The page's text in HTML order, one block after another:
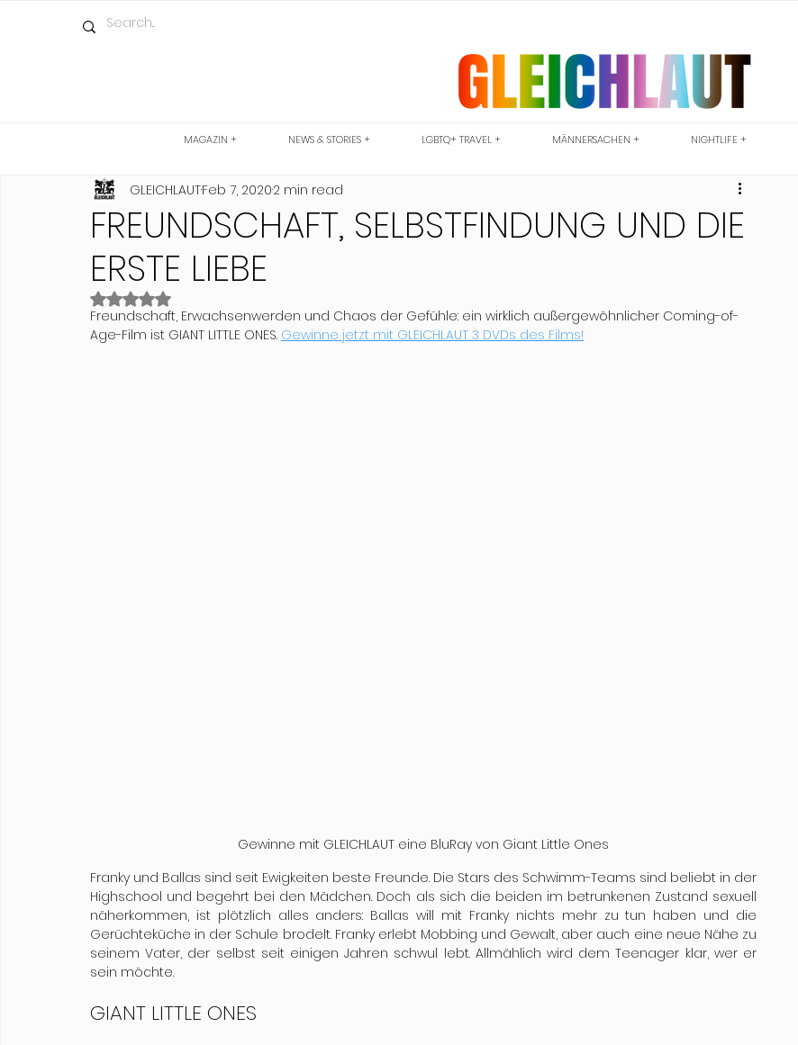
MAGAZIN + NEWS & STORIES + LGBTQ+ TRAVEL + MÄNNERSACHEN + NIGHTLIFE +
FREUNDSCHAFT, SELBSTFINDUNG UND DIE
ERSTE LIEBE
GLEICHLAUTFeb 7, 20202 min read
Rated NaN out of 5 stars.
Freundschaft, Erwachsenwerden und Chaos der Gefühle: ein wirklich außergewöhnlicher Coming-of-
Age-Film ist GIANT LITTLE ONES. Gewinne jetzt mit GLEICHLAUT 3 DVDs des Films!
Gewinne mit GLEICHLAUT eine BluRay von Giant Little Ones
Franky und Ballas sind seit Ewigkeiten beste Freunde. Die Stars des Schwimm-Teams sind beliebt in der
Highschool und begehrt bei den Mädchen. Doch als sich die beiden im betrunkenen Zustand sexuell
näherkommen, ist plötzlich alles anders: Ballas will mit Franky nichts mehr zu tun haben und die
Gerüchteküche in der Schule brodelt. Franky erlebt Mobbing und Gewalt, aber auch eine neue Nähe zu
seinem Vater, der selbst seit einigen Jahren schwul lebt. Allmählich wird dem Teenager klar, wer er
sein möchte.
GIANT LITTLE ONES